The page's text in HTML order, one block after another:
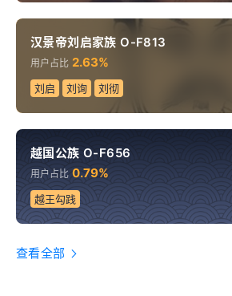
汉景帝刘启家族 O-F813
用户占比 2.63%
刘启 刘询 刘彻
越国公族 O-F656
用户占比 0.79%
越王勾践
查看全部